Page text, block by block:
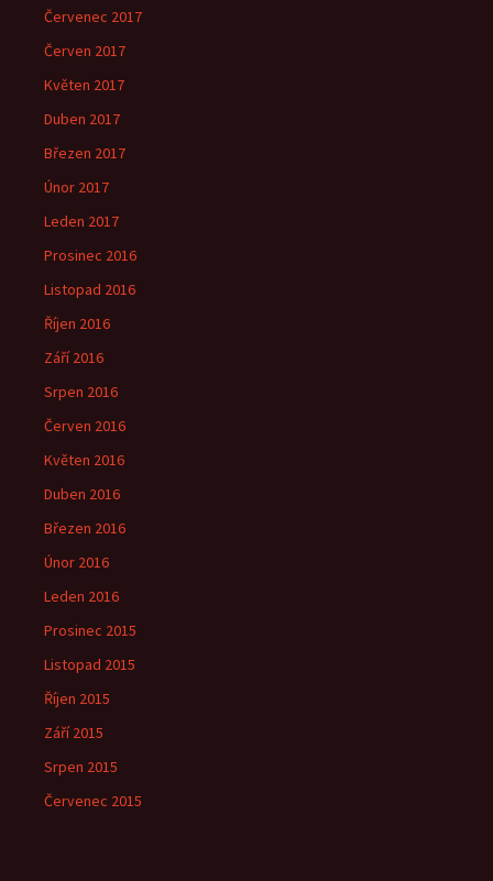
Červenec 2017
Červen 2017
Květen 2017
Duben 2017
Březen 2017
Únor 2017
Leden 2017
Prosinec 2016
Listopad 2016
Říjen 2016
Září 2016
Srpen 2016
Červen 2016
Květen 2016
Duben 2016
Březen 2016
Únor 2016
Leden 2016
Prosinec 2015
Listopad 2015
Říjen 2015
Září 2015
Srpen 2015
Červenec 2015